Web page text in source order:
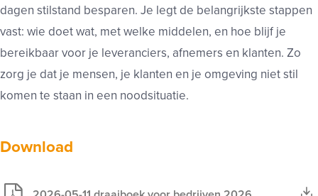
dagen stilstand besparen. Je legt de belangrijkste stappen
vast: wie doet wat, met welke middelen, en hoe blijf je
bereikbaar voor je leveranciers, afnemers en klanten. Zo
zorg je dat je mensen, je klanten en je omgeving niet stil
komen te staan in een noodsituatie.
Download